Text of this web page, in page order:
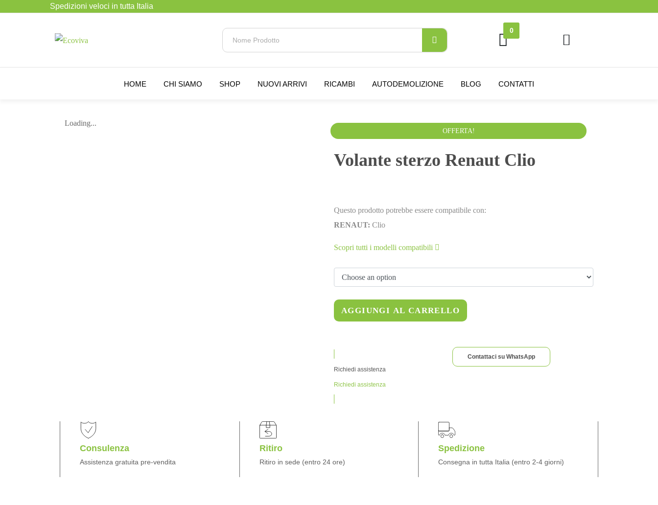
Spedizioni veloci in tutta Italia
0
HOME CHI SIAMO SHOP NUOVI ARRIVI RICAMBI AUTODEMOLIZIONE BLOG CONTATTI
Loading...
OFFERTA!
IVA esclusa
Volante sterzo Renaut Clio
Questo prodotto potrebbe essere compatibile con:
RENAUT: Clio
Scopri tutti i modelli compatibili
AGGIUNGI AL CARRELLO
Richiedi assistenza
Richiedi assistenza
Contattaci su WhatsApp
Consulenza
Assistenza gratuita pre-vendita
Ritiro
Ritiro in sede (entro 24 ore)
Spedizione
Consegna in tutta Italia (entro 2-4 giorni)